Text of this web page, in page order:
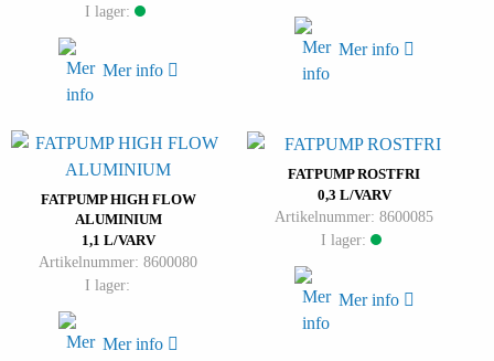
I lager:
Mer info
Mer info
FATPUMP HIGH FLOW
ALUMINIUM
1,1 L/VARV
Artikelnummer: 8600080
I lager:
Mer info
FATPUMP ROSTFRI
0,3 L/VARV
Artikelnummer: 8600085
I lager:
Mer info